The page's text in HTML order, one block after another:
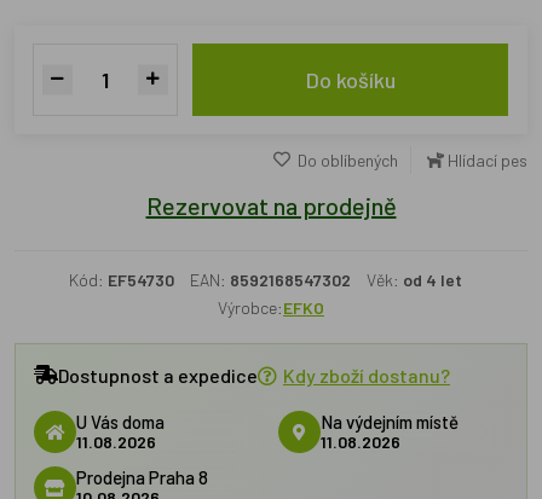
Do košíku
Do oblíbených Hlídací pes
Rezervovat na prodejně
Kód: EF54730 EAN: 8592168547302 Věk: od 4 let
Výrobce:EFKO
Dostupnost a expedice Kdy zboží dostanu?
U Vás doma
11.08.2026
Na výdejním místě
11.08.2026
Prodejna Praha 8